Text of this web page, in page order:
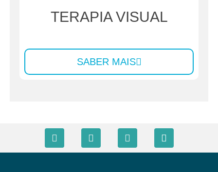
TERAPIA VISUAL
SABER MAIS